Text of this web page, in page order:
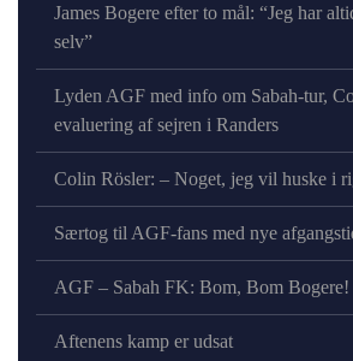
James Bogere efter to mål: “Jeg har
selv”
Lyden AGF med info om Sabah-tur,
evaluering af sejren i Randers
Colin Rösler: – Noget, jeg vil huske i
Særtog til AGF-fans med nye
AGF – Sabah FK: Bom, Bom Bogere!
Aftenens kamp er udsat